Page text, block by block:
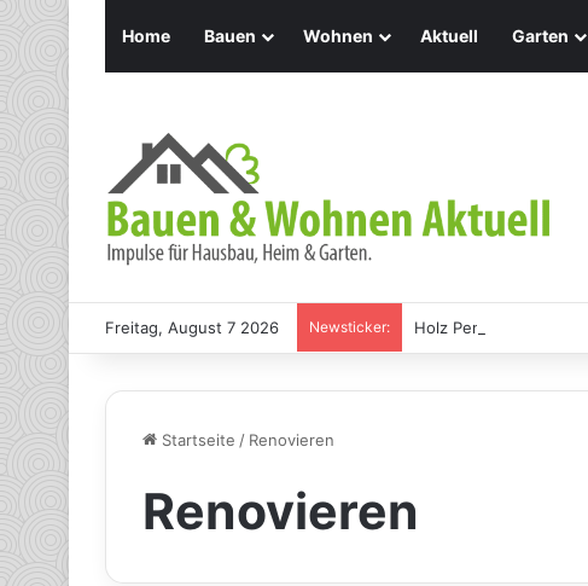
Home Bauen Wohnen Aktuell Garten
Freitag, August 7 2026 Newsticker: Holz Pendelleuchten:
Startseite / Renovieren
Renovieren